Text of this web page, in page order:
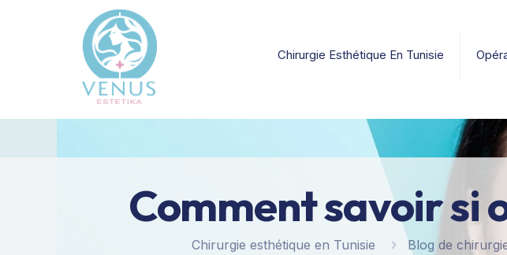
Chirurgie Esthétique En Tunisie
Comment savoir si
Chirurgie esthétique en Tunisie Blog de